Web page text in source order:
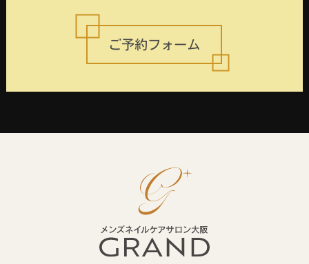
ご予約フォーム